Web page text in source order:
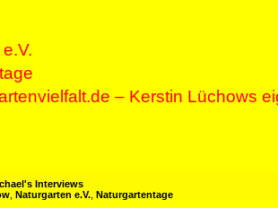
– Kerstin Lüchows
Interviews
Naturgarten e.V. Naturgartentage